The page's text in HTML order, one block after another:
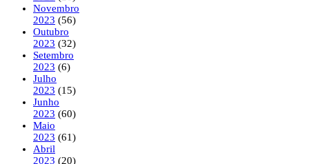
Novembro
2023 (56)
Outubro
2023 (32)
Setembro
2023 (6)
Julho
2023 (15)
Junho
2023 (60)
Maio
2023 (61)
Abril
2023 (20)